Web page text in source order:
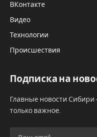
ВКонтакте
Видео
Технологии
Происшествия
Подписка на
Главные новости Сибири
только важное.